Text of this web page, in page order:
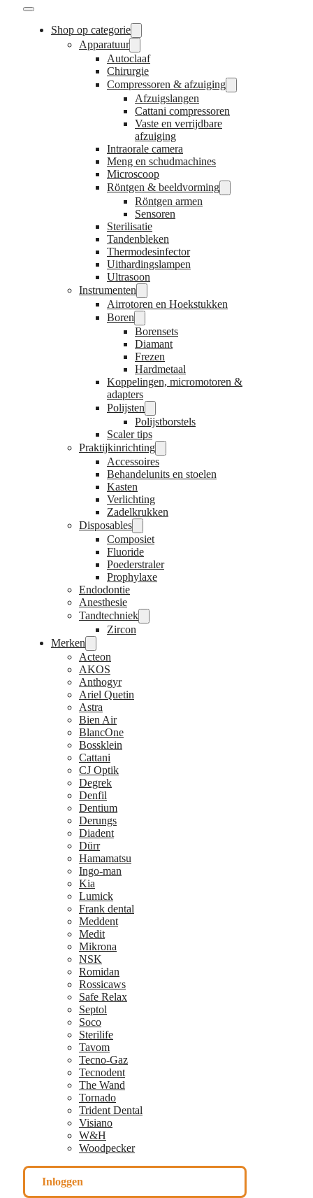
Shop op categorie
Apparatuur
Autoclaaf
Chirurgie
Compressoren & afzuiging
Afzuigslangen
Cattani compressoren
Vaste en verrijdbare
afzuiging
Intraorale camera
Meng en schudmachines
Microscoop
Röntgen & beeldvorming
Röntgen armen
Sensoren
Sterilisatie
Tandenbleken
Thermodesinfector
Uithardingslampen
Ultrasoon
Instrumenten
Airrotoren en Hoekstukken
Boren
Borensets
Diamant
Frezen
Hardmetaal
Koppelingen, micromotoren &
adapters
Polijsten
Polijstborstels
Scaler tips
Praktijkinrichting
Accessoires
Behandelunits en stoelen
Kasten
Verlichting
Zadelkrukken
Disposables
Composiet
Fluoride
Poederstraler
Prophylaxe
Endodontie
Anesthesie
Tandtechniek
Zircon
Merken
Acteon
AKOS
Anthogyr
Ariel Quetin
Astra
Bien Air
BlancOne
Bossklein
Cattani
CJ Optik
Degrek
Denfil
Dentium
Derungs
Diadent
Dürr
Hamamatsu
Ingo-man
Kia
Lumick
Frank dental
Meddent
Medit
Mikrona
NSK
Romidan
Rossicaws
Safe Relax
Septol
Soco
Sterilife
Tavom
Tecno-Gaz
Tecnodent
The Wand
Tornado
Trident Dental
Visiano
W&H
Woodpecker
Inloggen